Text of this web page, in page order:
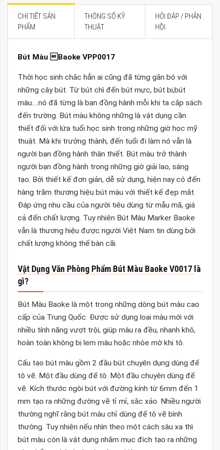
CHI TIẾT SẢN
PHẨM
THÔNG SỐ KỸ
THUẬT
HỎI ĐÁP / PHẢN
HỒI
Bút Màu Baoke VPP0017
Thời học sinh chắc hẳn ai cũng đã từng gắn bó với
những cây bút. Từ bút chì đến bút mực, bút bi,bút
màu….nó đã từng là bạn đồng hành mỗi khi ta cắp sách
đến trường. Bút màu không những là vật dụng cần
thiết đối với lứa tuổi học sinh trong những giờ học mỹ
thuật. Mà khi trưởng thành, đến tuổi đi làm nó vẫn là
người bạn đồng hành thân thiết. Bút màu trở thành
người bạn đồng hành trong những giờ giải lao, sáng
tạo. Bởi thiết kế đơn giản, dễ sử dụng, hiện nay có đến
hàng trăm thương hiệu bút màu với thiết kế đẹp mắt.
Đáp ứng nhu cầu của người tiêu dùng từ mẫu mã, giá
cả đến chất lượng. Tuy nhiên Bút Màu Marker Baoke
vẫn là thương hiệu được người Việt Nam tin dùng bởi
chất lượng không thể bàn cãi.
Vật Dụng Văn Phòng Phẩm Bút Màu Baoke V0017 là
gì?
Bút Màu Baoke là một trong những dòng bút màu cao
cấp của Trung Quốc. Được sử dụng loại màu mới với
nhiều tính năng vượt trội, giúp màu ra đều, nhanh khô,
hoàn toàn không bị lem màu hoặc nhòe mờ khi tô.
Cấu tạo bút màu gồm 2 đầu bút chuyên dụng dùng để
tô vẽ. Một đầu dùng để tô. Một đầu chuyên dùng để
vẽ. Kích thước ngòi bút với đường kính từ 6mm đến 1
mm tạo ra những đường vẽ tỉ mỉ, sắc xảo. Nhiều người
thường nghĩ rằng bút màu chỉ dùng để tô vẽ bình
thường. Tuy nhiên nếu nhìn theo một cách sâu xa thì
bút màu còn là vật dụng nhằm mục đích tạo ra những